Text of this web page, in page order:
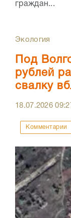
граждан...
Экология
Под
рублей
свалку
18.07.2026
Комментарии